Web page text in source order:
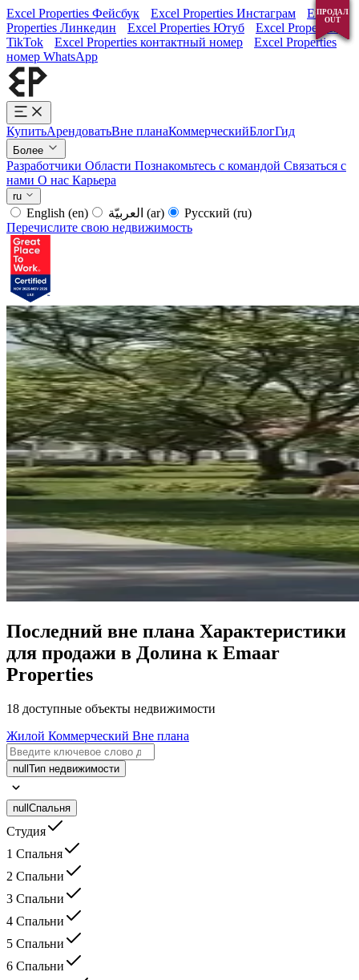
Excel Properties Фейсбук Excel Properties Инстаграм
Excel
Properties Линкедин
Excel Properties Ютуб
Excel Properties
TikTok
Excel Properties контактный номер
Excel Properties
номер WhatsApp
КупитьАрендоватьВне планаКоммерческийБлогГид
Более
Разработчики Области Познакомьтесь с командой Связаться с
нами О нас Карьера
ru
English (en) (ar) Русский (ru)
Перечислите свою недвижимость
Последний вне плана Характеристики
для продажи в Долина к Emaar
Properties
18 доступные объекты недвижимости
Жилой Коммерческий Вне плана
null Тип недвижимости
null Спальня
Студия
1 Спальня
2 Спальни
3 Спальни
4 Спальни
5 Спальни
6 Спальни
ПРОДАЛ
OUT
ПРОДАЛ
OUT
ПРОДАЛ
OUT
ПРОДАЛ
OUT